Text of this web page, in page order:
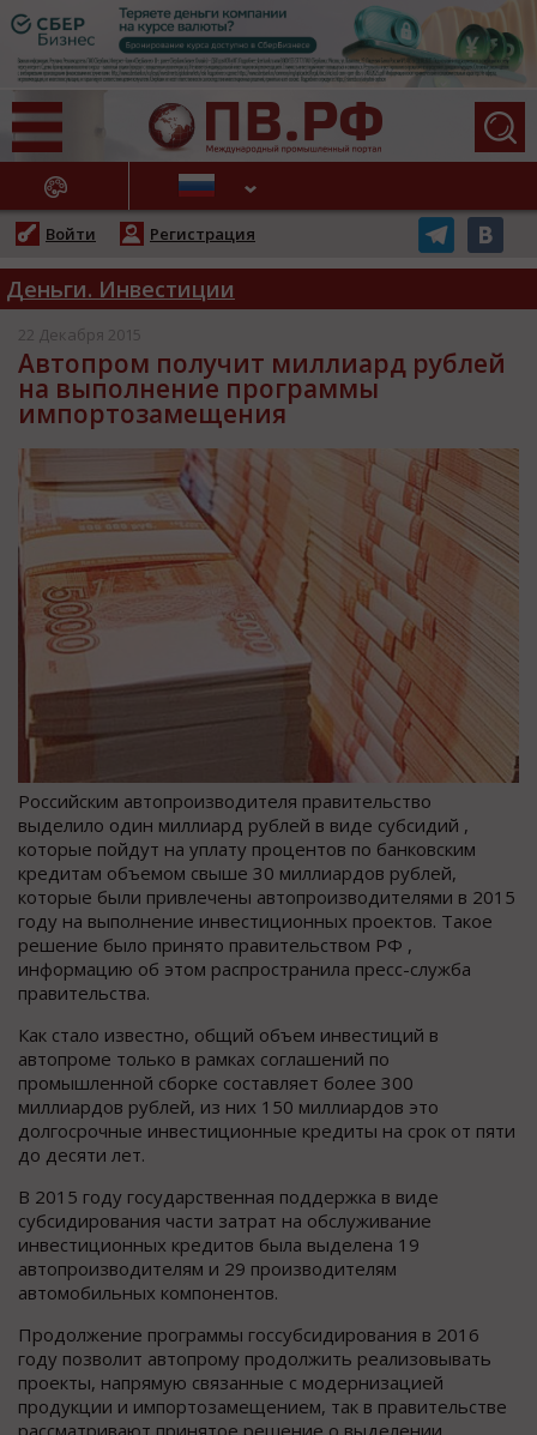
НОВОСТИ
Войти Регистрация
Деньги. Инвестиции
22 Декабря 2015
Автопром получит миллиард рублей
на выполнение программы
импортозамещения
Российским автопроизводителя правительство
выделило один миллиард рублей в виде субсидий ,
которые пойдут на уплату процентов по банковским
кредитам объемом свыше 30 миллиардов рублей,
которые были привлечены автопроизводителями в 2015
году на выполнение инвестиционных проектов. Такое
решение было принято правительством РФ ,
информацию об этом распространила пресс-служба
правительства.
Как стало известно, общий объем инвестиций в
автопроме только в рамках соглашений по
промышленной сборке составляет более 300
миллиардов рублей, из них 150 миллиардов это
долгосрочные инвестиционные кредиты на срок от пяти
до десяти лет.
В 2015 году государственная поддержка в виде
субсидирования части затрат на обслуживание
инвестиционных кредитов была выделена 19
автопроизводителям и 29 производителям
автомобильных компонентов.
Продолжение программы госсубсидирования в 2016
году позволит автопрому продолжить реализовывать
проекты, напрямую связанные с модернизацией
продукции и импортозамещением, так в правительстве
рассматривают принятое решение о выделении